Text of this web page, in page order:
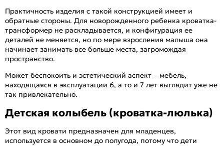
Практичность изделия с такой конструкцией имеет и
обратные стороны. Для новорожденного ребенка кроватка-
трансформер не раскладывается, и конфигурация ее
деталей не меняется, но по мере взросления малыша она
начинает занимать все больше места, загромождая
пространство.
Может беспокоить и эстетический аспект – мебель,
находящаяся в эксплуатации 6, а то и 7 лет выглядит уже не
так привлекательно.
Детская колыбель (кроватка-люлька)
Этот вид кровати предназначен для младенцев,
используется в основном до полугода, потому что дети